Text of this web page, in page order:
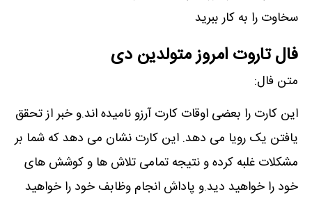
سخاوت را به کار ببرید
فال تاروت امروز متولدین دی
متن فال:
این کارت را بعضی اوقات کارت آرزو نامیده اند.و خبر از تحقق
یافتن یک رویا می دهد. این کارت نشان می دهد که شما بر
مشکلات غلبه کرده و نتیجه تمامی تلاش ها و کوشش های
خود را خواهید دید.و پاداش انجام وظابف خود را خواهید